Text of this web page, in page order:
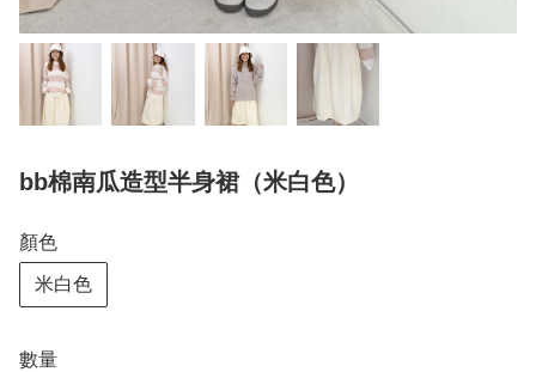
bb棉南瓜造型半身裙（米白色）
顏色
米白色
數量